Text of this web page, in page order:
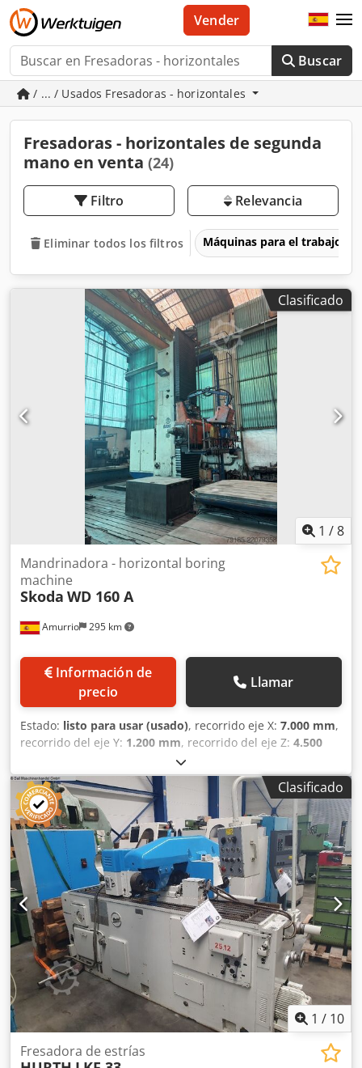
Buscar
Vender
/ ... / Usados Fresadoras - horizontales
Fresadoras - horizontales de segunda
mano en venta (24)
Filtro Relevancia
Eliminar todos los filtros Máquinas para el trabajo
Clasificado
1 /8
Amurrio 295 km
Mandrinadora - horizontal boring
machine
Skoda WD 160 A
Información de
precio
Llamar
Estado: listo para usar (usado), recorrido eje X: 7.000 mm,
recorrido del eje Y: 1.200 mm, recorrido del eje Z: 4.500
, MANDRINADORA SKODA WD 160 A Diámetro del
husillo : 160 mm Recorrido eje X : 7.000 mm Recorrido eje
Y : 4.500 mm Recorrido eje Z : 1.200 mm Recorrido eje B
(mesa) : 360 ° Recorrido eje W (ram) : 1.250 mm Mesa
divisora: 2.000 x 2.000 mm - Peso maximo: 20 t - Recorrido
longitudinal : 1.250 mm CNC : Fagor 8055 Djdpfxszb H N Te
Apmsck Volante electrónico RPM cabezal : 275 - 2.570
Herramienta : ISO 50 2x escuadra a 90° Cabezal universal y
a 90°
Clasificado
1 / 10
Fresadora de estrías